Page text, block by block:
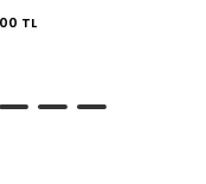
TL